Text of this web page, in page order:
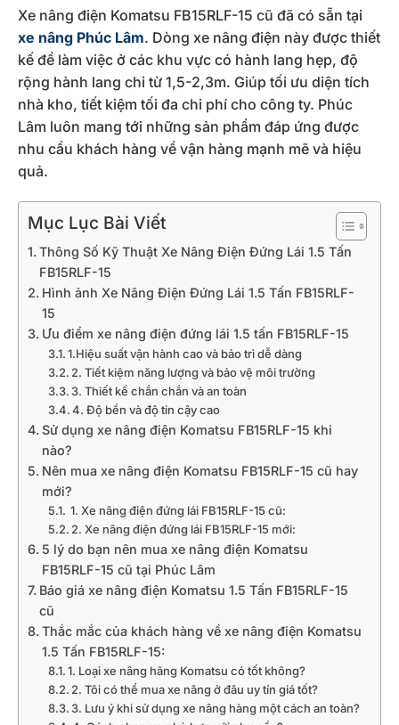
Xe nâng điện Komatsu FB15RLF-15 cũ đã có sẵn tại
xe nâng Phúc Lâm. Dòng xe nâng điện này được thiết
kế để làm việc ở các khu vực có hành lang hẹp, độ
rộng hành lang chỉ từ 1,5-2,3m. Giúp tối ưu diện tích
nhà kho, tiết kiệm tối đa chi phí cho công ty. Phúc
Lâm luôn mang tới những sản phẩm đáp ứng được
nhu cầu khách hàng về vận hàng mạnh mẽ và hiệu
quả.
Mục Lục Bài Viết
Thông Số Kỹ Thuật Xe Nâng Điện Đứng Lái 1.5 Tấn
FB15RLF-15
Hình ảnh Xe Nâng Điện Đứng Lái 1.5 Tấn FB15RLF-
15
Ưu điểm xe nâng điện đứng lái 1.5 tấn FB15RLF-15
1.Hiệu suất vận hành cao và bảo trì dễ dàng
2. Tiết kiệm năng lượng và bảo vệ môi trường
3. Thiết kế chắn chắn và an toàn
4. Độ bền và độ tin cậy cao
Sử dụng xe nâng điện Komatsu FB15RLF-15 khi
nào?
Nên mua xe nâng điện Komatsu FB15RLF-15 cũ hay
mới?
1. Xe nâng điện đứng lái FB15RLF-15 cũ:
2. Xe nâng điện đứng lái FB15RLF-15 mới:
5 lý do bạn nên mua xe nâng điện Komatsu
FB15RLF-15 cũ tại Phúc Lâm
Báo giá xe nâng điện Komatsu 1.5 Tấn FB15RLF-15
cũ
Thắc mắc của khách hàng về xe nâng điện Komatsu
1.5 Tấn FB15RLF-15:
1. Loại xe nâng hãng Komatsu có tốt không?
2. Tôi có thể mua xe nâng ở đâu uy tín giá tốt?
3. Lưu ý khi sử dụng xe nâng hàng một cách an toàn?